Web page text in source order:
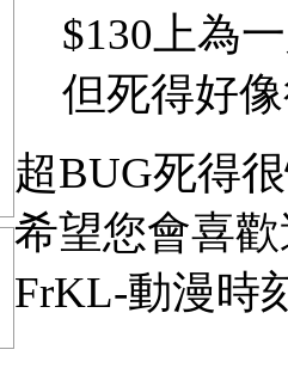
$130上為
但死得好
超BUG死得
希望您會喜
FrKL-動漫時